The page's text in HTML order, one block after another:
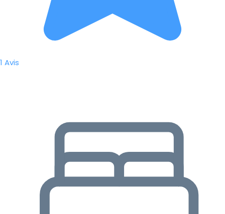
1 Avis